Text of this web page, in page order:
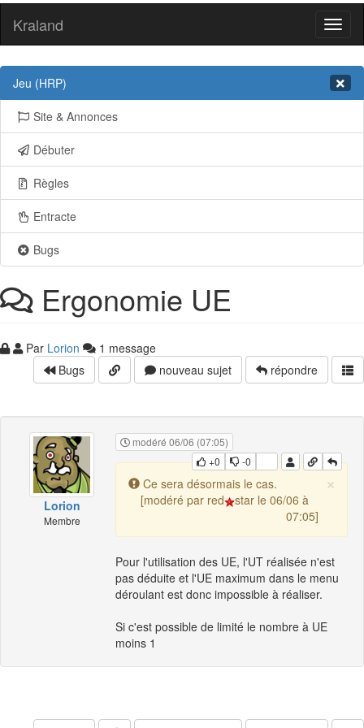
Kraland
Jeu (HRP)
Site & Annonces
Débuter
Règles
Entracte
Bugs
Ergonomie UE
Par Lorion
1 message
Bugs
nouveau sujet répondre
Lorion
Membre
modéré 06/06 (07:05)
+0
-0
×
Ce sera désormais le cas.
[modéré par red
star le 06/06 à
07:05]
Pour l'utilisation des UE, l'UT réalisée n'est
pas déduite et l'UE maximum dans le menu
déroulant est donc impossible à réaliser.
Si c'est possible de limité le nombre à UE
moins 1